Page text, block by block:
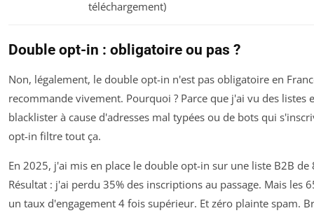
téléchargement)
Double opt-in : obligatoire ou pas ?
Non, légalement, le double opt-in n'est pas obligatoire en
recommande vivement. Pourquoi ? Parce que j'ai vu des listes
blacklister à cause d'adresses mal typées ou de bots qui
opt-in filtre tout ça.
En 2025, j'ai mis en place le double opt-in sur une liste B2B de
Résultat : j'ai perdu 35% des inscriptions au passage. Mais les
un taux d'engagement 4 fois supérieur. Et zéro plainte spam.